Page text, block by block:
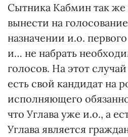
Сытника Кабмин так же
вынести на
назначении и.о.
и… не набрать
голосов. На этот
есть свой кандидат на
исполняющего
что Углава уже и.о., а
Углава является